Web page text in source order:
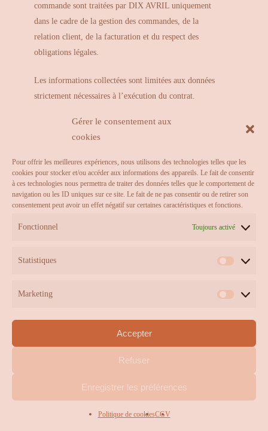
Gérer le consentement aux
cookies
Pour offrir les meilleures expériences, nous utilisons des technologies telles que les
cookies pour stocker et/ou accéder aux informations des appareils. Le fait de consentir
à ces technologies nous permettra de traiter des données telles que le comportement de
navigation ou les ID uniques sur ce site. Le fait de ne pas consentir ou de retirer son
consentement peut avoir un effet négatif sur certaines caractéristiques et fonctions.
Fonctionnel Toujours activé
Statistiques
Marketing
Accepter
Refuser
Enregistrer les préférences
Politique de cookiesCGV
commande sont traitées par DIX AVRIL uniquement
dans le cadre de la gestion des commandes, de la
relation client, de la facturation et du respect des
obligations légales.
Les informations collectées sont limitées aux données
strictement nécessaires à l’exécution du contrat.
Les fichiers de personnalisation (textes, photographies
et autres éléments transmis par le Client) sont conservés
commande et le service après-vente, puis supprimés,
sauf obligation légale contraire.
avril 2016 (RGPD) et à la législation française
rectification, d’effacement, de limitation, d’opposition
adressant une demande à l’adresse suivante :
.
Les données personnelles ne sont ni vendues ni cédées à
l’exécution de la commande (prestataires de paiement,
transporteurs ou hébergeur du site), dans la stricte